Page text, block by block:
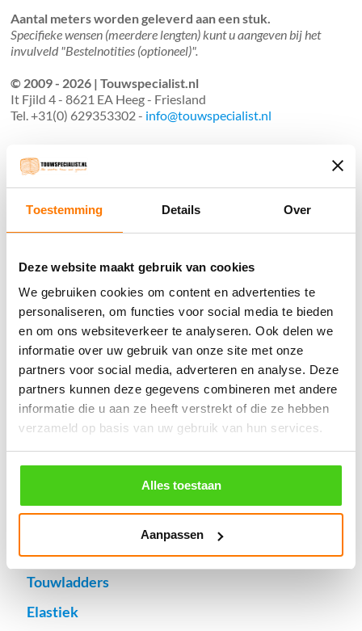
Toestemming Details Over
Deze website maakt gebruik van cookies
We gebruiken cookies om content en advertenties te
personaliseren, om functies voor social media te bieden
en om ons websiteverkeer te analyseren. Ook delen we
informatie over uw gebruik van onze site met onze
partners voor social media, adverteren en analyse. Deze
partners kunnen deze gegevens combineren met andere
informatie die u aan ze heeft verstrekt of die ze hebben
verzameld op basis van uw gebruik van hun services.
Alles toestaan
Aanpassen
Aantal meters worden geleverd aan een stuk.
Specifieke wensen (meerdere lengten) kunt u aangeven bij het
invulveld "Bestelnotities (optioneel)".
© 2009 - 2026 | Touwspecialist.nl
It Fjild 4 - 8621 EA Heeg - Friesland
Tel. +31(0) 629353302 - info@touwspecialist.nl
home
Nylon
Polyester
Hennep
Katoen
Sisal
Jute
Watersport
Touwladders
Elastiek